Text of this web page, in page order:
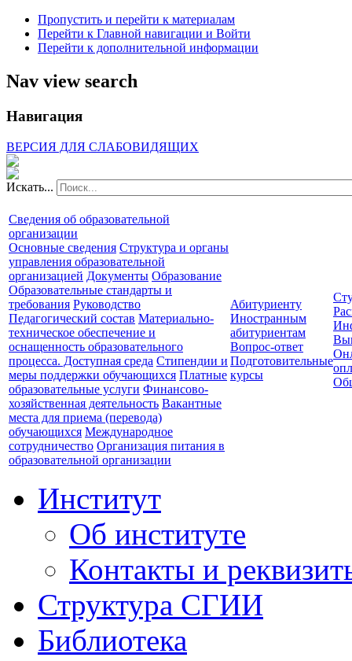
Пропустить и перейти к материалам
Перейти к Главной навигации и Войти
Перейти к дополнительной информации
Nav view search
Навигация
ВЕРСИЯ ДЛЯ СЛАБОВИДЯЩИХ
Искать...
Сведения об образовательной
организации
Основные сведения Структура и органы
управления образовательной
организацией Документы Образование
Образовательные стандарты и
требования Руководство
Педагогический состав Материально-
техническое обеспечение и
оснащенность образовательного
процесса. Доступная среда Стипендии и
меры поддержки обучающихся Платные
образовательные услуги Финансово-
хозяйственная деятельность Вакантные
места для приема (перевода)
обучающихся Международное
сотрудничество Организация питания в
образовательной организации
Абитуриенту
Иностранным
абитуриентам
Вопрос-ответ
Подготовительные
курсы
Институт
Об институте
Контакты и
Структура СГИИ
Библиотека